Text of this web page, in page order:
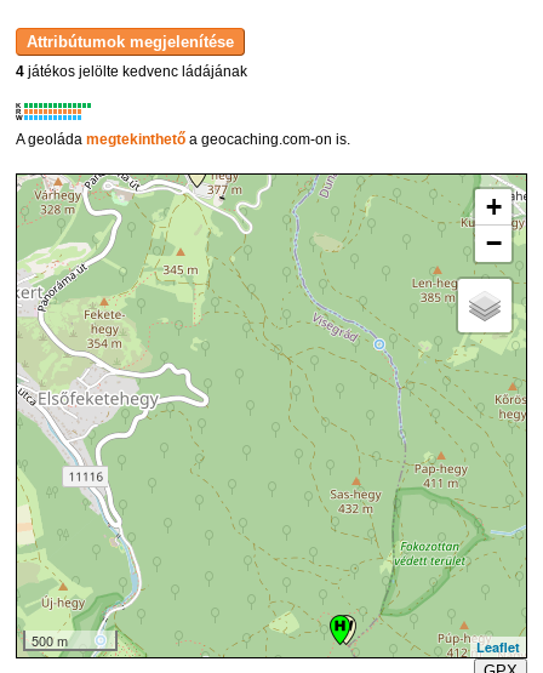
4 játékos jelölte kedvenc ládájának
K
R
W
A geoládamegtekinthető a geocaching.com-on is.
+
−
500 m
Leaflet